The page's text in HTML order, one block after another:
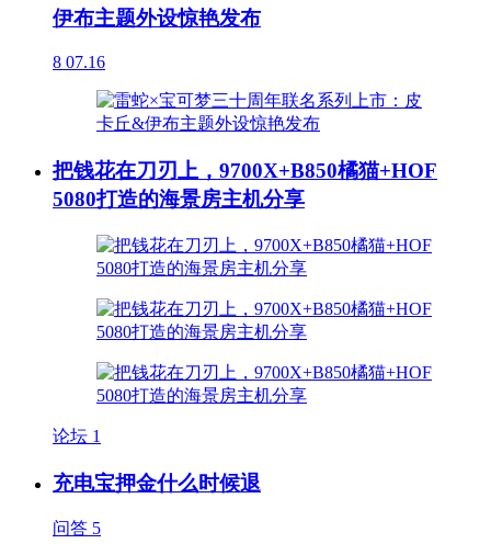
伊布主题外设惊艳发布
8 07.16
把钱花在刀刃上，9700X+B850橘猫+HOF
5080打造的海景房主机分享
论坛 1
充电宝押金什么时候退
问答 5